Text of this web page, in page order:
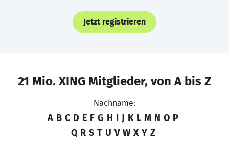
Jetzt registrieren
21 Mio. XING Mitglieder, von A bis Z
Nachname:
A B C D E F G H I J K L M N O P
Q R S T U V W X Y Z